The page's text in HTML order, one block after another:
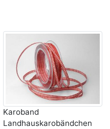
Karoband
Landhauskarobändchen